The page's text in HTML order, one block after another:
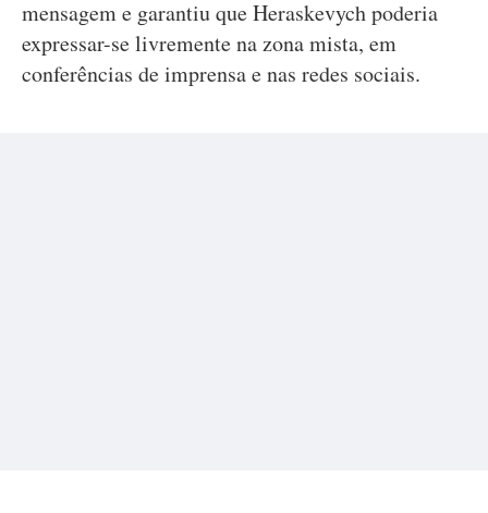
mensagem e garantiu que Heraskevych poderia
expressar-se livremente na zona mista, em
conferências de imprensa e nas redes sociais.